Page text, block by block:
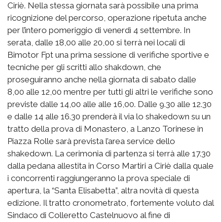
Ciriè. Nella stessa giornata sarà possibile una prima
ricognizione del percorso, operazione ripetuta anche
per l’intero pomeriggio di venerdì 4 settembre. In
serata, dalle 18,00 alle 20,00 si terrà nei locali di
Bimotor Fpt una prima sessione di verifiche sportive e
tecniche per gli scritti allo shakdown, che
proseguiranno anche nella giornata di sabato dalle
8,00 alle 12,00 mentre per tutti gli altri le verifiche sono
previste dalle 14,00 alle alle 16,00. Dalle 9.30 alle 12.30
e dalle 14 alle 16.30 prenderà il via lo shakedown su un
tratto della prova di Monastero, a Lanzo Torinese in
Piazza Rolle sarà prevista l’area service dello
shakedown. La cerimonia di partenza si terrà alle 17.30
dalla pedana allestita in Corso Martiri a Ciriè dalla quale
i concorrenti raggiungeranno la prova speciale di
apertura, la “Santa Elisabetta”, altra novità di questa
edizione. Il tratto cronometrato, fortemente voluto dal
Sindaco di Colleretto Castelnuovo al fine di